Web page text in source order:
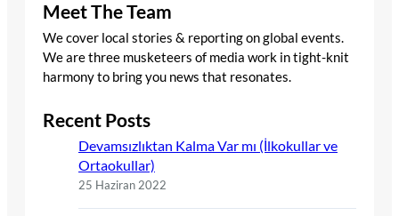
Meet The Team
We cover local stories & reporting on global events.
We are three musketeers of media work in tight-knit
harmony to bring you news that resonates.
Recent Posts
Devamsızlıktan Kalma Var mı (İlkokullar ve
Ortaokullar)
25 Haziran 2022